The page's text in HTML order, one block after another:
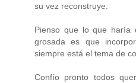
su vez reconstruye.
Pienso que lo que haría
grosada es que
siempre está el tema de
Confío pronto todos